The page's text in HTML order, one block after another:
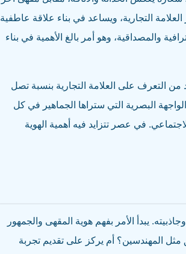
التجارية، ويساعد في بناء علاقة عاطفية
والمصداقية، وهو أمر بالغ الأهمية في بناء
التعرف على العلامة التجارية بنسبة تصل
البصرية التي ستراها الجماهير في كل
في عصر تتزايد فيه أهمية الهوية
يبدأ الأمر بفهم هوية المقهى والجمهور
المهندسين؟ أم يركز على تقديم تجربة